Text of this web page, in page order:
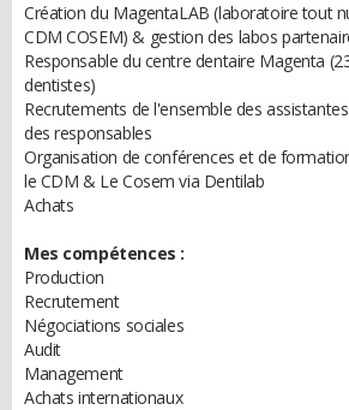
Création du MagentaLAB (laboratoire tout
CDM COSEM) & gestion des labos
Responsable du centre dentaire Magenta
dentistes)
Recrutements de l'ensemble des
des responsables
Organisation de conférences et de
le CDM & Le Cosem via Dentilab
Achats
Mes compétences :
Production
Recrutement
Négociations sociales
Audit
Management
Achats internationaux